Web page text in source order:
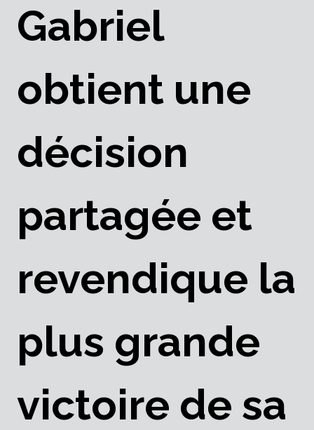
Gabriel
obtient une
décision
partagée et
revendique la
plus grande
victoire de sa